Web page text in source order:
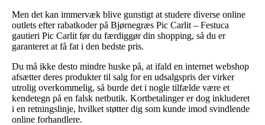
Men det kan immervæk blive gunstigt at studere diverse online
outlets efter rabatkoder på Bjørnegræs Pic Carlit – Festuca
gautieri Pic Carlit før du færdiggør din shopping, så du er
garanteret at få fat i den bedste pris.
Du må ikke desto mindre huske på, at ifald en internet webshop
afsætter deres produkter til salg for en udsalgspris der virker
utrolig overkommelig, så burde det i nogle tilfælde være et
kendetegn på en falsk netbutik. Kortbetalinger er dog inkluderet
i en retningslinje, hvilket støtter dig som kunde imod svindlende
online forhandlere.